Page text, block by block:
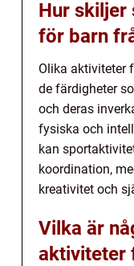
Hur skiljer
för barn
Olika aktiviteter
de färdigheter
och deras
fysiska och
kan
koordination,
kreativitet och
Vilka är
aktiviteter